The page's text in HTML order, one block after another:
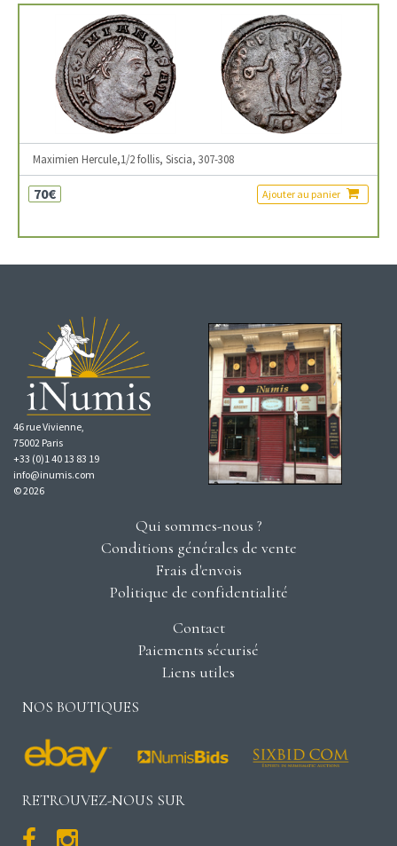
Maximien Hercule,1/2 follis, Siscia, 307-308
70€ Ajouter au panier
46 rue Vivienne,
75002 Paris
+33 (0)1 40 13 83 19
info@inumis.com
© 2026
Qui sommes-nous ?
Conditions générales de vente
Frais d'envois
Politique de confidentialité
Contact
Paiements sécurisé
Liens utiles
NOS BOUTIQUES
RETROUVEZ-NOUS SUR